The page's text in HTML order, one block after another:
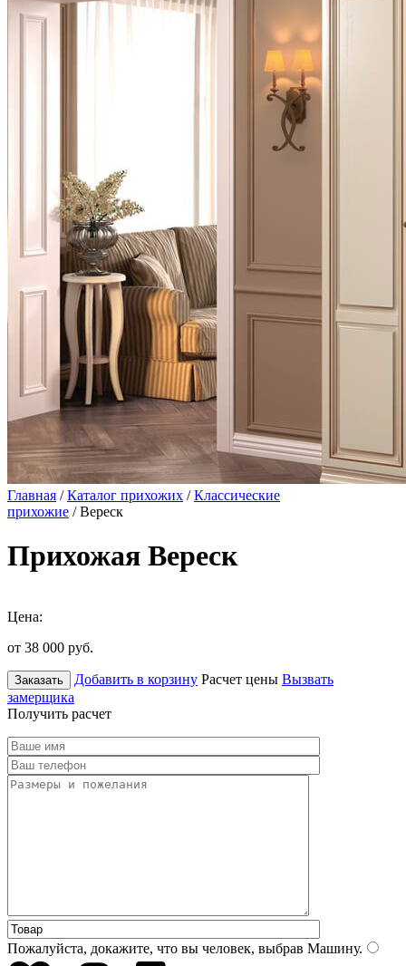
Главная /Каталог прихожих /Классические
прихожие / Вереск
Прихожая Вереск
Цена:
от 38 000 руб.
Заказать Добавить в корзину Расчет цены Вызвать
замерщика
Получить расчет
Пожалуйста, докажите, что вы человек, выбрав Машину.